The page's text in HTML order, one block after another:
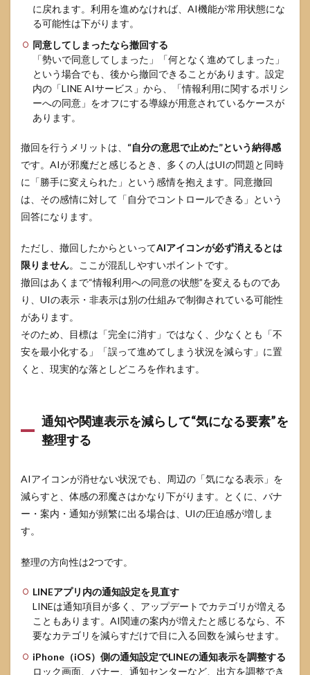
に戻れます。利用を進めなければ、AI機能が常用状態にな
る可能性は下がります。
同意してしまったなら撤回する
「勢いで同意してしまった」「何となく進めてしまった」
という場合でも、後から撤回できることがあります。設定
内の「LINE AIサービス」から、「情報利用に関するポリシ
ーへの同意」をオフにする導線が用意されているケースが
あります。
撤回を行うメリットは、 “自分の意思で止めた”という納得感
です。AIが邪魔だと感じるとき、多くの人はUIの問題と同時
に「勝手に変えられた」という感情を抱えます。同意撤回
は、その感情に対して「自分でコントロールできる」という
回答になります。
ただし、撤回したからといってAIアイコンが必ず消えるとは
限りません。ここが混乱しやすいポイントです。
撤回はあくまで“情報利用への同意の状態”を変えるものであ
り、UIの表示・非表示は別の仕組みで制御されている可能性
があります。
そのため、目標は「完全に消す」ではなく、少なくとも「不
安を最小化する」「誤って進めてしまう状況を減らす」に置
くと、現実的な落としどころを作れます。
通知や関連表示を減らして“気になる要素”を
整理する
AIアイコンが消せない状況でも、周辺の「気になる表示」を
減らすと、体感の邪魔さはかなり下がります。とくに、バナ
ー・案内・通知が頻繁に出る場合は、UIの圧迫感が増しま
す。
整理の方向性は2つです。
LINEアプリ内の通知設定を見直す
LINEは通知項目が多く、アップデートでカテゴリが増える
こともあります。AI関連の案内が増えたと感じるなら、不
要なカテゴリを減らすだけで目に入る回数を減らせます。
iPhone（iOS）側の通知設定でLINEの通知表示を調整する
ロック画面、バナー、通知センターなど、出方を調整でき